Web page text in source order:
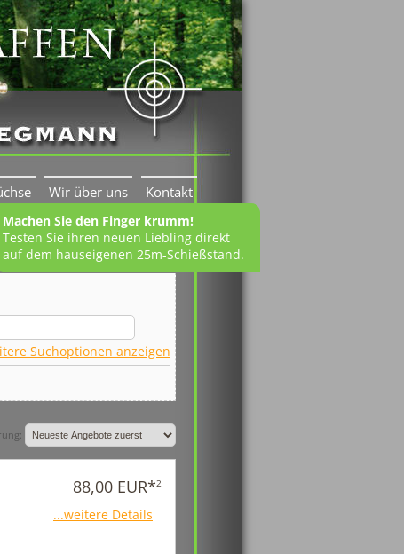
Wir über uns Kontakt
Machen Sie den Finger krumm!
Testen Sie ihren neuen Liebling direkt
auf dem hauseigenen 25m-Schießstand.
Suchoptionen anzeigen
88,00 EUR*2
...weitere Details